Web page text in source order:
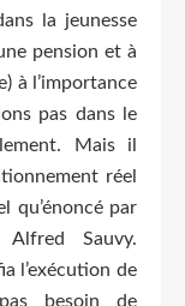
la jeunesse
pension et à
à l’importance
pas dans le
Mais il
réel
qu’énoncé par
Sauvy.
l’exécution de
besoin de